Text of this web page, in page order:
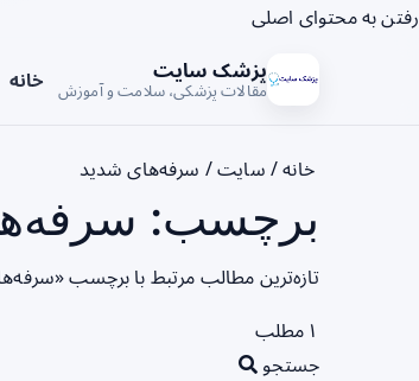
رفتن به محتوای اصلی
پزشک سایت
مقالات پزشکی، سلامت و آموزش خانه
خانه/ سایت/ سرفه‌های شدید
برچسب:
تازه‌ترین مطالب مرتبط با برچسب
۱ مطلب
جستجو